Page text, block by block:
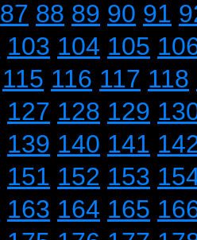
87 88 89 90 91
103 104 105
115 116 117 118
127 128 129
139 140 141
151 152 153
163 164 165